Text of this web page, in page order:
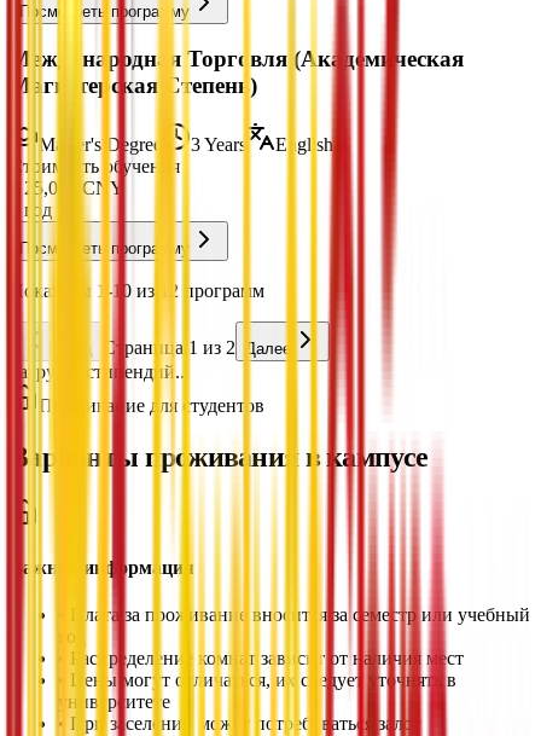
Посмотреть программу
Международная Торговля (Академическая
Магистерская Степень)
Master's Degree 3 Years
English
Стоимость обучения
25,000
CNY
в год
Посмотреть программу
Показаны 1-10 из 12 программ
Назад Страница 1 из 2 Далее
Загрузка стипендий...
Проживание для студентов
Варианты проживания в кампусе
Важная информация
Плата за проживание вносится за семестр или учебный
год
Распределение комнат зависит от наличия мест
• Цены могут отличаться, их следует уточнять в
университете
• При заселении может потребоваться залог